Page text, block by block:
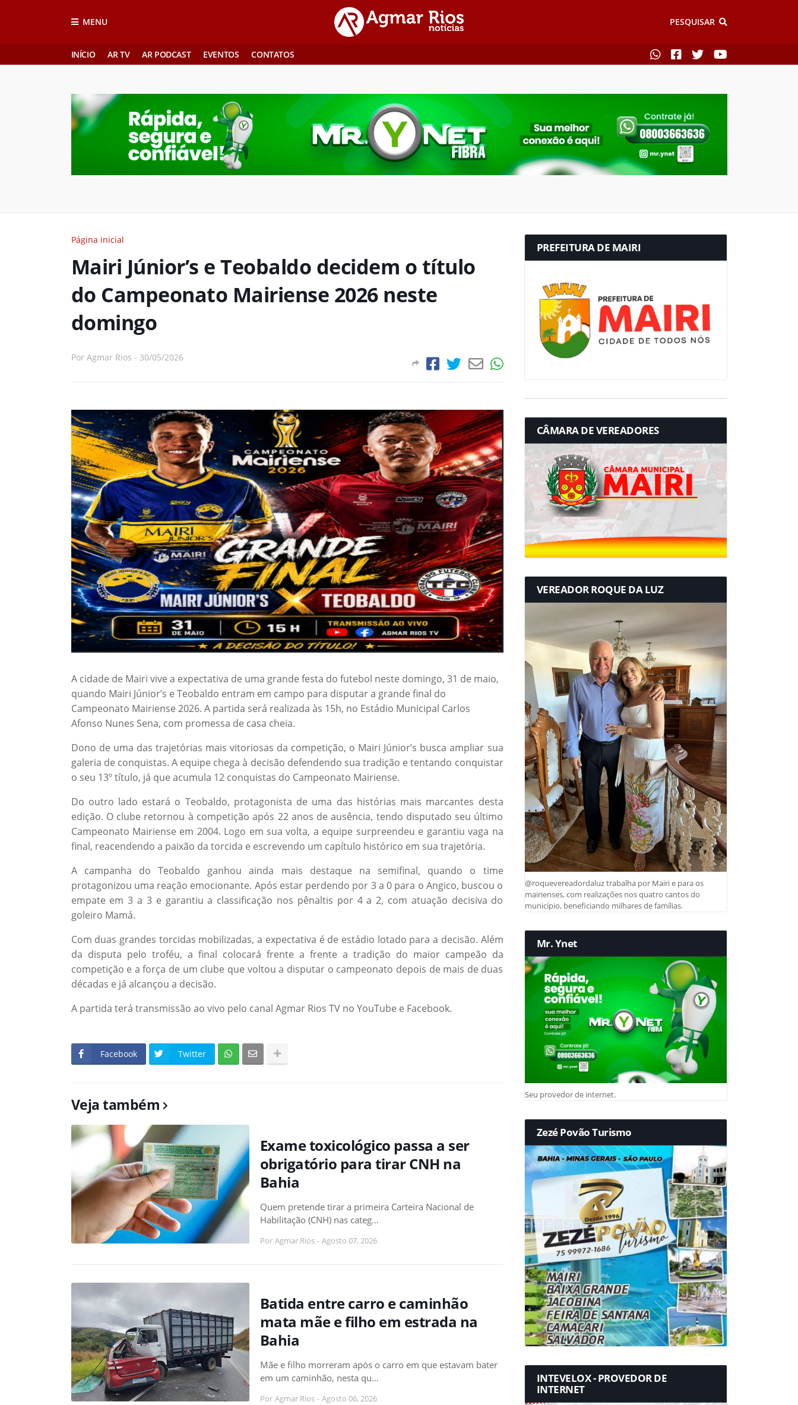
MENU PESQUISAR
INÍCIO AR TV AR PODCAST EVENTOS CONTATOS
Página inicial
Mairi Júnior’s e Teobaldo decidem o título
do Campeonato Mairiense 2026 neste
domingo
Por Agmar Rios - 30/05/2026
A cidade de Mairi vive a expectativa de uma grande festa do futebol neste domingo, 31 de maio,
quando Mairi Júnior’s e Teobaldo entram em campo para disputar a grande final do
Campeonato Mairiense 2026. A partida será realizada às 15h, no Estádio Municipal Carlos
Afonso Nunes Sena, com promessa de casa cheia.
Dono de uma das trajetórias mais vitoriosas da competição, o Mairi Júnior’s busca ampliar sua
galeria de conquistas. A equipe chega à decisão defendendo sua tradição e tentando conquistar
o seu 13º título, já que acumula 12 conquistas do Campeonato Mairiense.
Do outro lado estará o Teobaldo, protagonista de uma das histórias mais marcantes desta
edição. O clube retornou à competição após 22 anos de ausência, tendo disputado seu último
Campeonato Mairiense em 2004. Logo em sua volta, a equipe surpreendeu e garantiu vaga na
final, reacendendo a paixão da torcida e escrevendo um capítulo histórico em sua trajetória.
A campanha do Teobaldo ganhou ainda mais destaque na semifinal, quando o time
protagonizou uma reação emocionante. Após estar perdendo por 3 a 0 para o Angico, buscou o
empate em 3 a 3 e garantiu a classificação nos pênaltis por 4 a 2, com atuação decisiva do
goleiro Mamá.
Com duas grandes torcidas mobilizadas, a expectativa é de estádio lotado para a decisão. Além
da disputa pelo troféu, a final colocará frente a frente a tradição do maior campeão da
competição e a força de um clube que voltou a disputar o campeonato depois de mais de duas
décadas e já alcançou a decisão.
A partida terá transmissão ao vivo pelo canal Agmar Rios TV no YouTube e Facebook.
Facebook Twitter
Veja também
Exame toxicológico passa a ser
obrigatório para tirar CNH na
Bahia
Quem pretende tirar a primeira Carteira Nacional de
Habilitação (CNH) nas categ…
Por Agmar Rios - Agosto 07, 2026
Batida entre carro e caminhão
mata mãe e filho em estrada na
Bahia
Mãe e filho morreram após o carro em que estavam bater
em um caminhão, nesta qu…
Por Agmar Rios - Agosto 06, 2026
PREFEITURA DE MAIRI
CÂMARA DE VEREADORES
VEREADOR ROQUE DA LUZ
@roquevereadordaluz trabalha por Mairi e para os
mairienses, com realizações nos quatro cantos do
município, beneficiando milhares de famílias.
Mr. Ynet
Seu provedor de internet.
Zezé Povão Turismo
INTEVELOX - PROVEDOR DE
INTERNET